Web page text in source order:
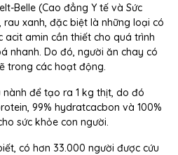
Belle (Cao đẳng Y tế và Sức
xanh, đặc biệt là những loại có
acit amin cần thiết cho quá trình
nhanh. Do đó, người ăn chay có
trong các hoạt động.
nành để tạo ra 1 kg thịt, do đó
99% hydratcacbon và 100%
sức khỏe con người.
có hơn 33.000 người được cứu